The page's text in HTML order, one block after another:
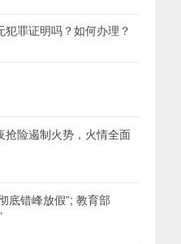
罪证明吗？如何办理？
抢险遏制火势，火情全面
底错峰放假”; 教育部